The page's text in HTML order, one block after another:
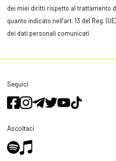
dei miei diritti rispetto al trattamento
quanto indicato nell’art. 13 del Reg.
dei dati personali comunicati
Seguici
Ascoltaci